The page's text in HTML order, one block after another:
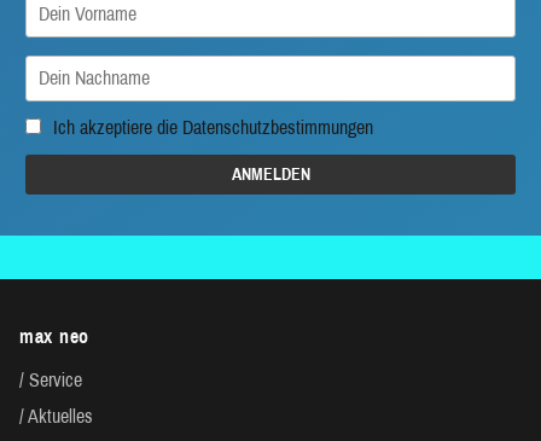
Ich akzeptiere die Datenschutzbestimmungen
max neo
Service
Aktuelles